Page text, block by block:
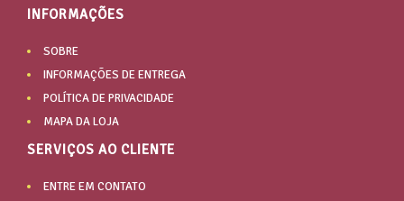
INFORMAÇÕES
SOBRE
INFORMAÇÕES DE ENTREGA
POLÍTICA DE PRIVACIDADE
MAPA DA LOJA
SERVIÇOS AO CLIENTE
ENTRE EM CONTATO